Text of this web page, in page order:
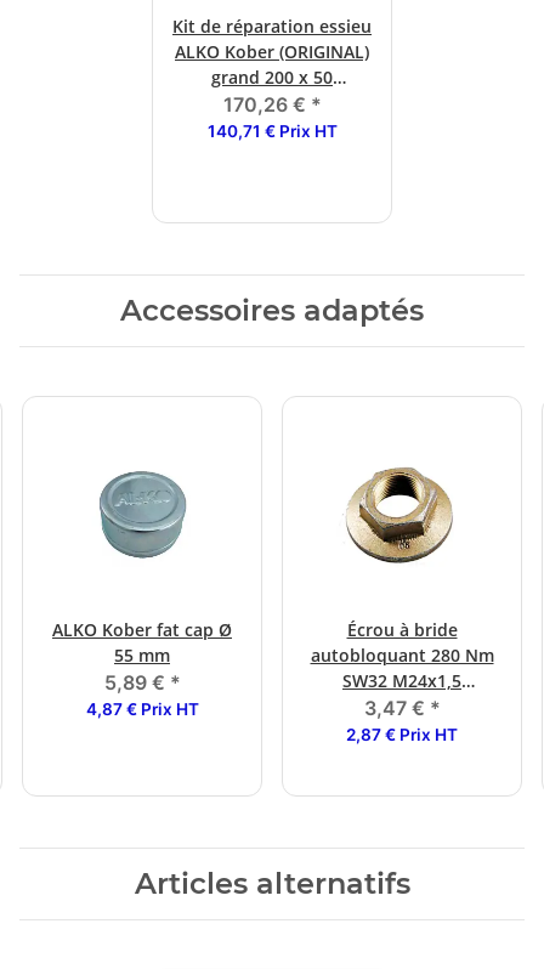
Kit de réparation essieu
ALKO Kober (ORIGINAL)
grand 200 x 50
2050/2051
170,26 € *
140,71 € Prix HT
Accessoires adaptés
ALKO Kober fat cap Ø
55 mm
5,89 € *
4,87 € Prix HT
Écrou à bride
autobloquant 280 Nm
SW32 M24x1,5
1637/2051
3,47 € *
2,87 € Prix HT
Articles alternatifs